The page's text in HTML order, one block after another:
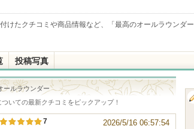
けたクチコミや商品情報など、「 最高のオールラウンダー
投稿写真
ールラウンダー
ついての最新クチコミをピックアップ！
7
2026/5/16 06:57:54